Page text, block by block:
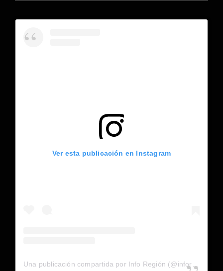
Ver esta publicación en Instagram